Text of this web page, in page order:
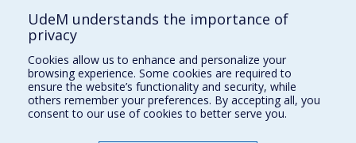
Supporting the Department
NEED HELP?
Site Map
Report a problem
Accessibility
UdeM understands the importance of
privacy
Cookies allow us to enhance and personalize your
browsing experience. Some cookies are required to
ensure the website’s functionality and security, while
others remember your preferences. By accepting all, you
consent to our use of cookies to better serve you.